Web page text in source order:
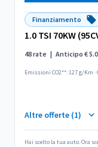
Finanziamento
1.0 TSI 70KW
48 rate | Anticipo €
Emissioni CO2**: 127 g/Km ·
Altre offerte (1)
Hai scelto la tua auto. Ora